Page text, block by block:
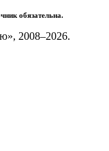
обязательна.
2008–2026.